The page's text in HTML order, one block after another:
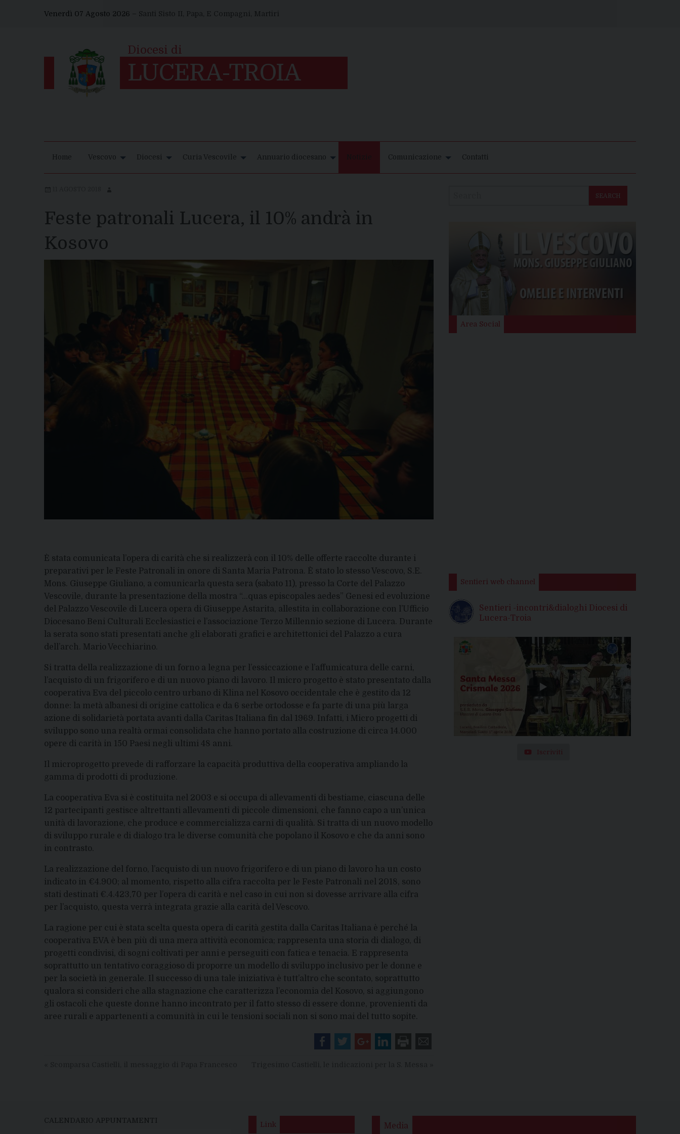
Venerdì 07 Agosto 2026 – Santi Sisto II, Papa, E Compagni, Martiri
Home Vescovo Diocesi Curia Vescovile Annuario diocesano Notizie Comunicazione Contatti
Feste patronali Lucera, il 10% andrà in
Kosovo
È stata comunicata l’opera di carità che si realizzerà con il 10% delle offerte raccolte durante i
preparativi per le Feste Patronali in onore di Santa Maria Patrona. È stato lo stesso Vescovo, S.E.
Mons. Giuseppe Giuliano, a comunicarla questa sera (sabato 11), presso la Corte del Palazzo
Vescovile, durante la presentazione della mostra “…quas episcopales aedes” Genesi ed evoluzione
del Palazzo Vescovile di Lucera opera di Giuseppe Astarita, allestita in collaborazione con l’Ufficio
Diocesano Beni Culturali Ecclesiastici e l’associazione Terzo Millennio sezione di Lucera. Durante
la serata sono stati presentati anche gli elaborati grafici e architettonici del Palazzo a cura
dell’arch. Mario Vecchiarino.
Si tratta della realizzazione di un forno a legna per l’essiccazione e l’affumicatura delle carni,
l’acquisto di un frigorifero e di un nuovo piano di lavoro. Il micro progetto è stato presentato dalla
cooperativa Eva del piccolo centro urbano di Klina nel Kosovo occidentale che è gestito da 12
donne: la metà albanesi di origine cattolica e da 6 serbe ortodosse e fa parte di una più larga
azione di solidarietà portata avanti dalla Caritas Italiana fin dal 1969. Infatti, i Micro progetti di
sviluppo sono una realtà ormai consolidata che hanno portato alla costruzione di circa 14.000
opere di carità in 150 Paesi negli ultimi 48 anni.
Il microprogetto prevede di rafforzare la capacità produttiva della cooperativa ampliando la
gamma di prodotti di produzione.
La cooperativa Eva si è costituita nel 2003 e si occupa di allevamenti di bestiame, ciascuna delle
12 partecipanti gestisce altrettanti allevamenti di piccole dimensioni, che fanno capo a un’unica
unità di lavorazione, che produce e commercializza carni di qualità. Si tratta di un nuovo modello
di sviluppo rurale e di dialogo tra le diverse comunità che popolano il Kosovo e che da anni sono
in contrasto.
La realizzazione del forno, l’acquisto di un nuovo frigorifero e di un piano di lavoro ha un costo
indicato in €4.900; al momento, rispetto alla cifra raccolta per le Feste Patronali nel 2018, sono
stati destinati €.4.423,70 per l’opera di carità e nel caso in cui non si dovesse arrivare alla cifra
per l’acquisto, questa verrà integrata grazie alla carità del Vescovo.
La ragione per cui è stata scelta questa opera di carità gestita dalla Caritas Italiana è perché la
cooperativa EVA è ben più di una mera attività economica; rappresenta una storia di dialogo, di
progetti condivisi, di sogni coltivati per anni e perseguiti con fatica e tenacia. E rappresenta
soprattutto un tentativo coraggioso di proporre un modello di sviluppo inclusivo per le donne e
per la società in generale. Il successo di una tale iniziativa è tutt’altro che scontato, soprattutto
qualora si consideri che alla stagnazione che caratterizza l’economia del Kosovo, si aggiungono
gli ostacoli che queste donne hanno incontrato per il fatto stesso di essere donne, provenienti da
aree rurali e appartenenti a comunità in cui le tensioni sociali non si sono mai del tutto sopite.
SEARCH
Area Social
Sentieri web channel
Sentieri -incontri&dialoghi Diocesi di
Lucera-Troia
Iscriviti
CALENDARIO APPUNTAMENTI Link Media